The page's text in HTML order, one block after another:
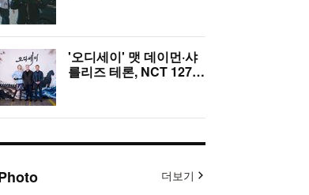
터뷰)
'오디세이' 맷 데이먼·샤
를리즈 테론, NCT 127
더보기